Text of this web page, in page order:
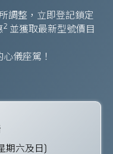
調整，立即登記鎖定
2 並獲取最新型號價目
儀座駕！
期六及日)